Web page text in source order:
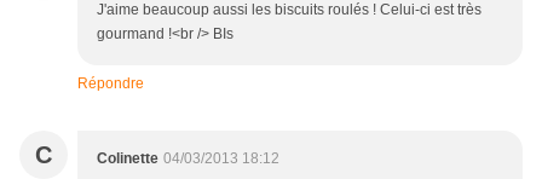
J'aime beaucoup aussi les biscuits roulés ! Celui-ci est très
gourmand !<br /> BIs
Répondre
C Colinette 04/03/2013 18:12